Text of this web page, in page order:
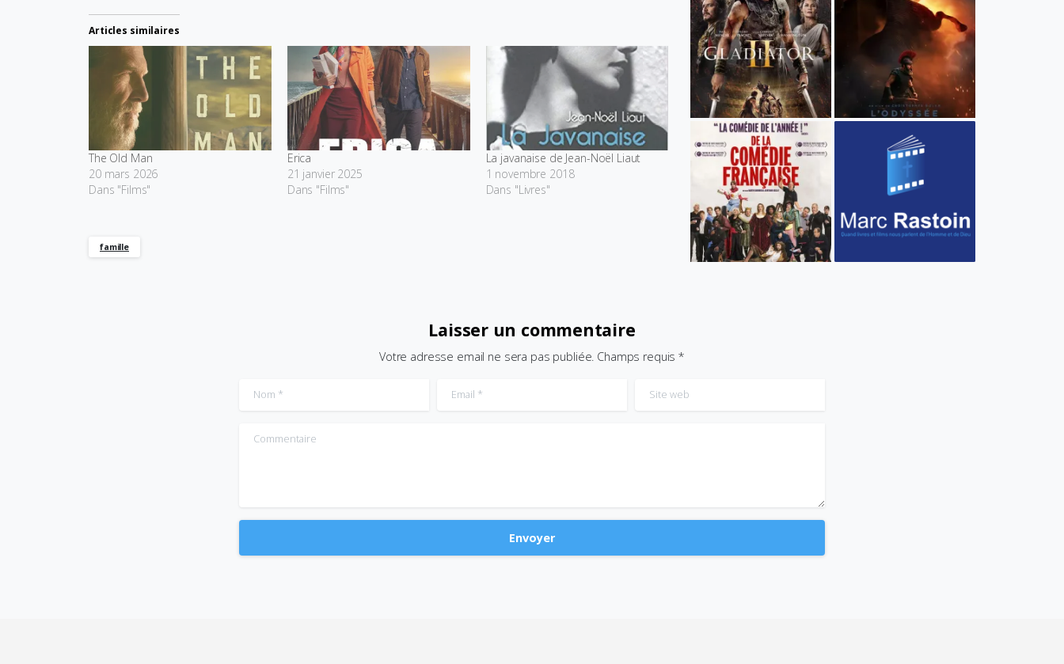
Articles similaires
The Old Man
20 mars 2026
Dans "Films"
Erica
21 janvier 2025
Dans "Films"
La javanaise de Jean-Noël Liaut
1 novembre 2018
Dans "Livres"
famille
Laisser un commentaire
Votre adresse email ne sera pas publiée. Champs requis *
Nom Email Site web
Commentaire